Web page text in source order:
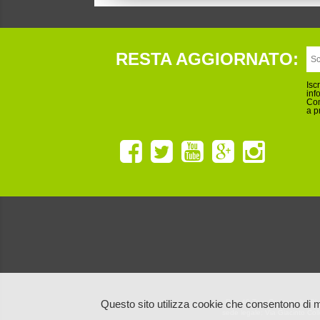
Questo sito utilizza cookie che consentono di
RESTA AGGIORNATO:
a
Ruta40 Tour Operator by
sede legale: Via Giacinto